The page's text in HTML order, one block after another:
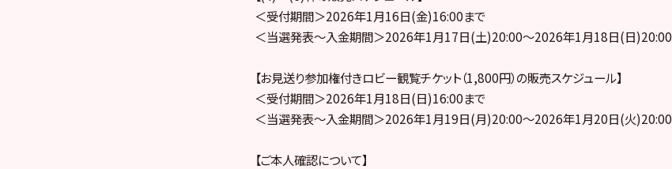
＜受付期間＞2026年1月16日(金)16:00まで
＜当選発表～入金期間＞2026年1月17日(土)20:00～2026年1月18日(日)20:00
【お見送り参加権付きロビー観覧チケット（1,800円）の販売スケジュール】
＜受付期間＞2026年1月18日(日)16:00まで
＜当選発表～入金期間＞2026年1月19日(月)20:00～2026年1月20日(火)20:00
【ご本人確認について】